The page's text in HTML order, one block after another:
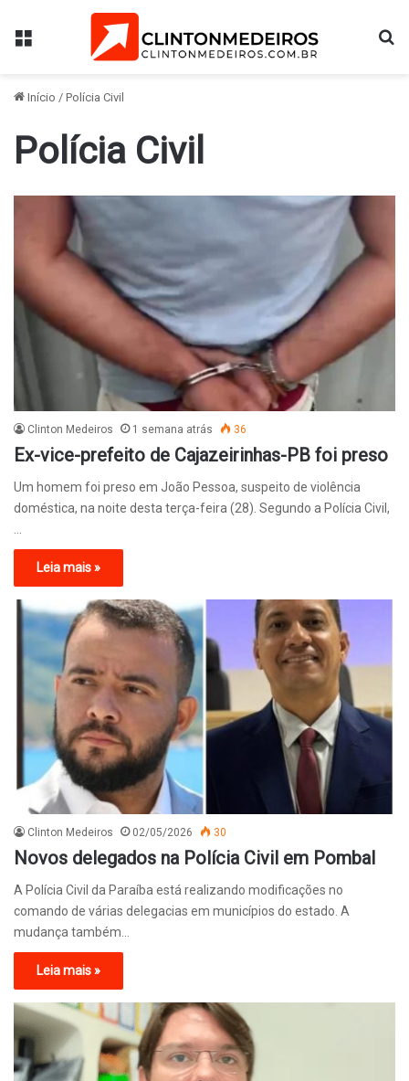
Menu
Início / Polícia Civil
Polícia Civil
Clinton Medeiros 1 semana atrás 36
Ex-vice-prefeito de Cajazeirinhas-PB foi preso
Um homem foi preso em João Pessoa, suspeito de violência
doméstica, na noite desta terça-feira (28). Segundo a Polícia Civil,
Leia mais »
Clinton Medeiros 02/05/2026 30
Novos delegados na Polícia Civil em Pombal
A Polícia Civil da Paraíba está realizando modificações no
comando de várias delegacias em municípios do estado. A
mudança também…
Leia mais »